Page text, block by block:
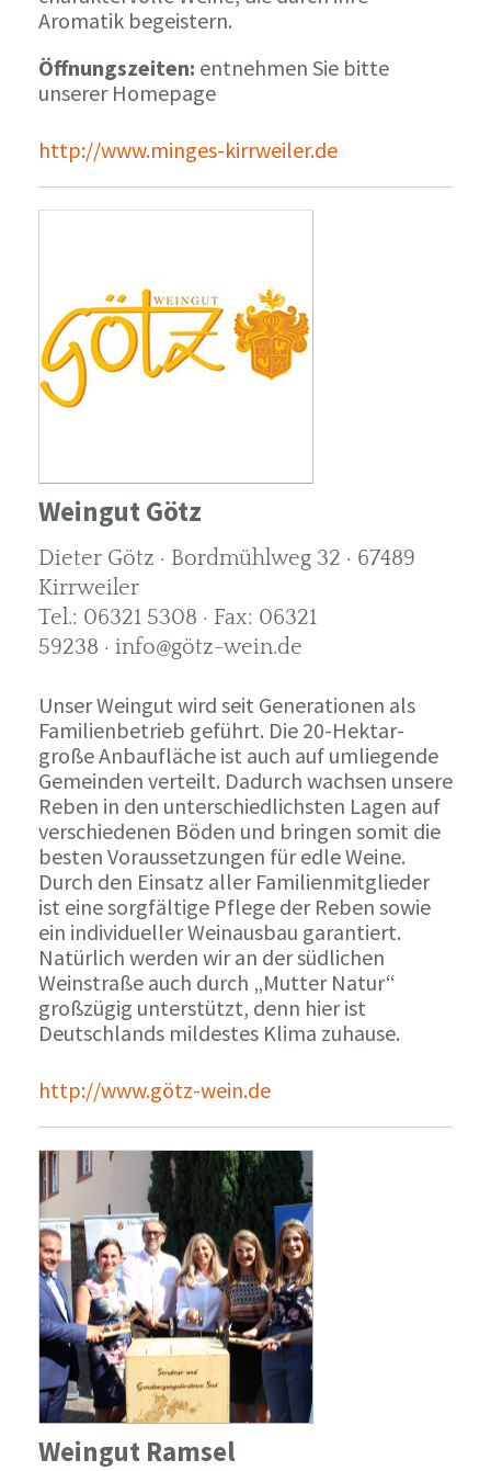
Aromatik begeistern.
Öffnungszeiten: entnehmen Sie bitte
unserer Homepage
http://www.minges-kirrweiler.de
Weingut Götz
Dieter Götz · Bordmühlweg 32 · 67489
Kirrweiler
Tel.: 06321 5308 · Fax: 06321
59238 · info@götz-wein.de
Unser Weingut wird seit Generationen als
Familienbetrieb geführt. Die 20-Hektar-
große Anbaufläche ist auch auf umliegende
Gemeinden verteilt. Dadurch wachsen unsere
Reben in den unterschiedlichsten Lagen auf
verschiedenen Böden und bringen somit die
besten Voraussetzungen für edle Weine.
Durch den Einsatz aller Familienmitglieder
ist eine sorgfältige Pflege der Reben sowie
ein individueller Weinausbau garantiert.
Natürlich werden wir an der südlichen
Weinstraße auch durch „Mutter Natur“
großzügig unterstützt, denn hier ist
Deutschlands mildestes Klima zuhause.
http://www.götz-wein.de
Weingut Ramsel